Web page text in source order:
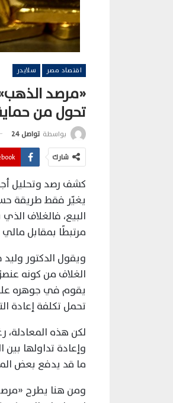
اقتصاد مصر سلايدر
«مرصد
تحول من
بواسطة تواصل 24
شارك
كشف رصد وتحليل
يغيّر فقط طريقة
البيع، فالغلاف
مرتبطًا بمقابل
ويقول الدكتور
الغلاف من كونه
يقوم في جوهره على
تحمل تكلفة إعادة
لكن هذه المعادلة،
وإعادة تداولها
ما قد يدفع بعض
ومن هنا يطرح